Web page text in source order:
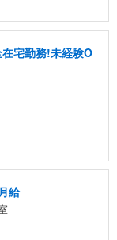
宅勤務!未経験O
給